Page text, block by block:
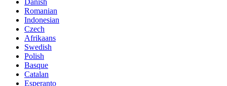
Danish
Romanian
Indonesian
Czech
Afrikaans
Swedish
Polish
Basque
Catalan
Esperanto